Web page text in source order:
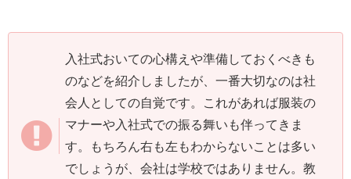
入社式おいての心構えや準備しておくべきも
のなどを紹介しましたが、一番大切なのは社
会人としての自覚です。これがあれば服装の
マナーや入社式での振る舞いも伴ってきま
す。もちろん右も左もわからないことは多い
でしょうが、会社は学校ではありません。教